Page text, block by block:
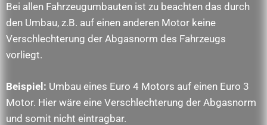
Bei allen Fahrzeugumbauten ist zu beachten das durch
den Umbau, z.B. auf einen anderen Motor keine
Verschlechterung der Abgasnorm des Fahrzeugs
vorliegt.
Beispiel: Umbau eines Euro 4 Motors auf einen Euro 3
Motor. Hier wäre eine Verschlechterung der Abgasnorm
und somit nicht eintragbar.